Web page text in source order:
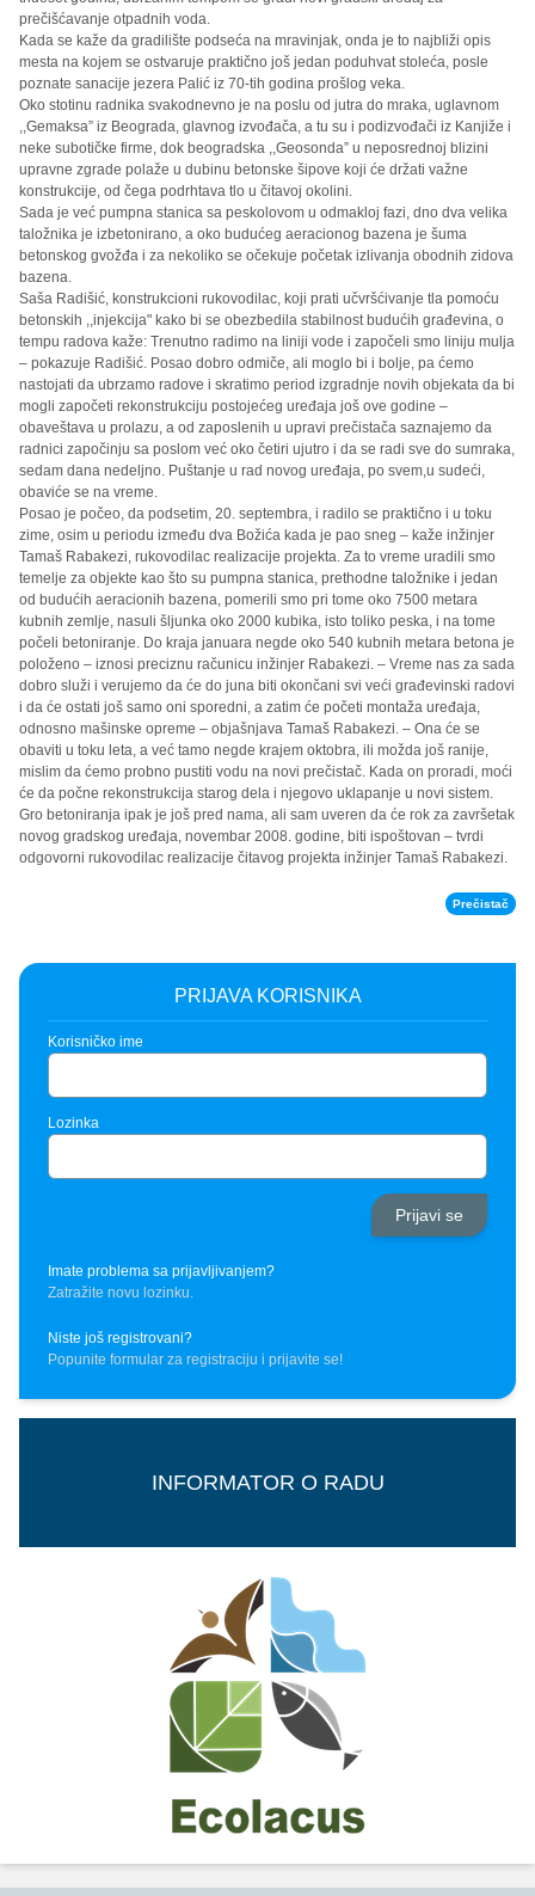
prečišćavanje otpadnih voda.
Kada se kaže da gradilište podseća na mravinjak, onda je to najbliži opis
mesta na kojem se ostvaruje praktično još jedan poduhvat stoleća, posle
poznate sanacije jezera Palić iz 70-tih godina prošlog veka.
Oko stotinu radnika svakodnevno je na poslu od jutra do mraka, uglavnom
,,Gemaksa” iz Beograda, glavnog izvođača, a tu su i podizvođači iz Kanjiže i
neke subotičke firme, dok beogradska ,,Geosonda” u neposrednoj blizini
upravne zgrade polaže u dubinu betonske šipove koji će držati važne
konstrukcije, od čega podrhtava tlo u čitavoj okolini.
Sada je već pumpna stanica sa peskolovom u odmakloj fazi, dno dva velika
taložnika je izbetonirano, a oko budućeg aeracionog bazena je šuma
betonskog gvožđa i za nekoliko se očekuje početak izlivanja obodnih zidova
bazena.
Saša Radišić, konstrukcioni rukovodilac, koji prati učvršćivanje tla pomoću
betonskih ,,injekcija" kako bi se obezbedila stabilnost budućih građevina, o
tempu radova kaže: Trenutno radimo na liniji vode i započeli smo liniju mulja
– pokazuje Radišić. Posao dobro odmiče, ali moglo bi i bolje, pa ćemo
nastojati da ubrzamo radove i skratimo period izgradnje novih objekata da bi
mogli započeti rekonstrukciju postojećeg uređaja još ove godine –
obaveštava u prolazu, a od zaposlenih u upravi prečistača saznajemo da
radnici započinju sa poslom već oko četiri ujutro i da se radi sve do sumraka,
sedam dana nedeljno. Puštanje u rad novog uređaja, po svem,u sudeći,
obaviće se na vreme.
Posao je počeo, da podsetim, 20. septembra, i radilo se praktično i u toku
zime, osim u periodu između dva Božića kada je pao sneg – kaže inžinjer
Tamaš Rabakezi, rukovodilac realizacije projekta. Za to vreme uradili smo
temelje za objekte kao što su pumpna stanica, prethodne taložnike i jedan
od budućih aeracionih bazena, pomerili smo pri tome oko 7500 metara
kubnih zemlje, nasuli šljunka oko 2000 kubika, isto toliko peska, i na tome
počeli betoniranje. Do kraja januara negde oko 540 kubnih metara betona je
položeno – iznosi preciznu računicu inžinjer Rabakezi. – Vreme nas za sada
dobro služi i verujemo da će do juna biti okončani svi veći građevinski radovi
i da će ostati još samo oni sporedni, a zatim će početi montaža uređaja,
odnosno mašinske opreme – objašnjava Tamaš Rabakezi. – Ona će se
obaviti u toku leta, a već tamo negde krajem oktobra, ili možda još ranije,
mislim da ćemo probno pustiti vodu na novi prečistač. Kada on proradi, moći
će da počne rekonstrukcija starog dela i njegovo uklapanje u novi sistem.
Gro betoniranja ipak je još pred nama, ali sam uveren da će rok za završetak
novog gradskog uređaja, novembar 2008. godine, biti ispoštovan – tvrdi
odgovorni rukovodilac realizacije čitavog projekta inžinjer Tamaš Rabakezi.
Prečistač
PRIJAVA KORISNIKA
Korisničko ime
Lozinka
Imate problema sa prijavljivanjem?
Zatražite novu lozinku.
Niste još registrovani?
Popunite formular za registraciju i prijavite se!
INFORMATOR O RADU